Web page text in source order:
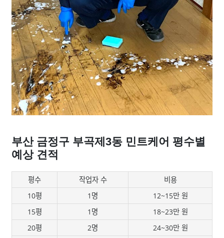
부산 금정구 부곡제3동 민트케어 평수별
예상 견적
평수 작업자 수
비용
10평
1명
12~15만 원
15평
1명
18~23만 원
20평
2명
24~30만 원